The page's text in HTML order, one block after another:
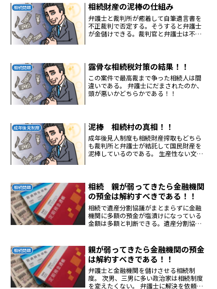
相続問題 相続財産の泥棒の仕組み
弁護士と裁判所が癒着して自筆遺言書を
不正裁判で否定する。そうすると弁護士
が金儲けできる。裁判官と弁護士は不正
をやっているから日本は３...
相続問題 露骨な相続税対策の結果！！
この案件で最高裁まで争った相続人は間
違いである。 弁護士にだまされたのか、
頭が悪いかどちらかである！！
成年後見制度 泥棒 相続村の真相！！
成年後見人制度も相続財産搾取もどちら
も裁判所と弁護士が結託して国民財産を
泥棒しているのである。 生産性ない文系
相続問題
相続 親が弱ってきたら金融機関
の預金は解約すべきである！！
相続で遺産分割協議がまとまらずに金融
機関に多額の預金が塩漬けになっている
金額は多額と判断できる。遺産分割協議
ある。弁護士と金融機関、裁判所にぬれ
ての泡の仕事を作っている...
相続問題
親が弱ってきたら金融機関の預金
は解約すべきである！！
弁護士と金融機関を儲けさせる相続制
度。 次男、三男に多い政治家は相続制度
を変えたくない。 弁護士に解決を依頼し